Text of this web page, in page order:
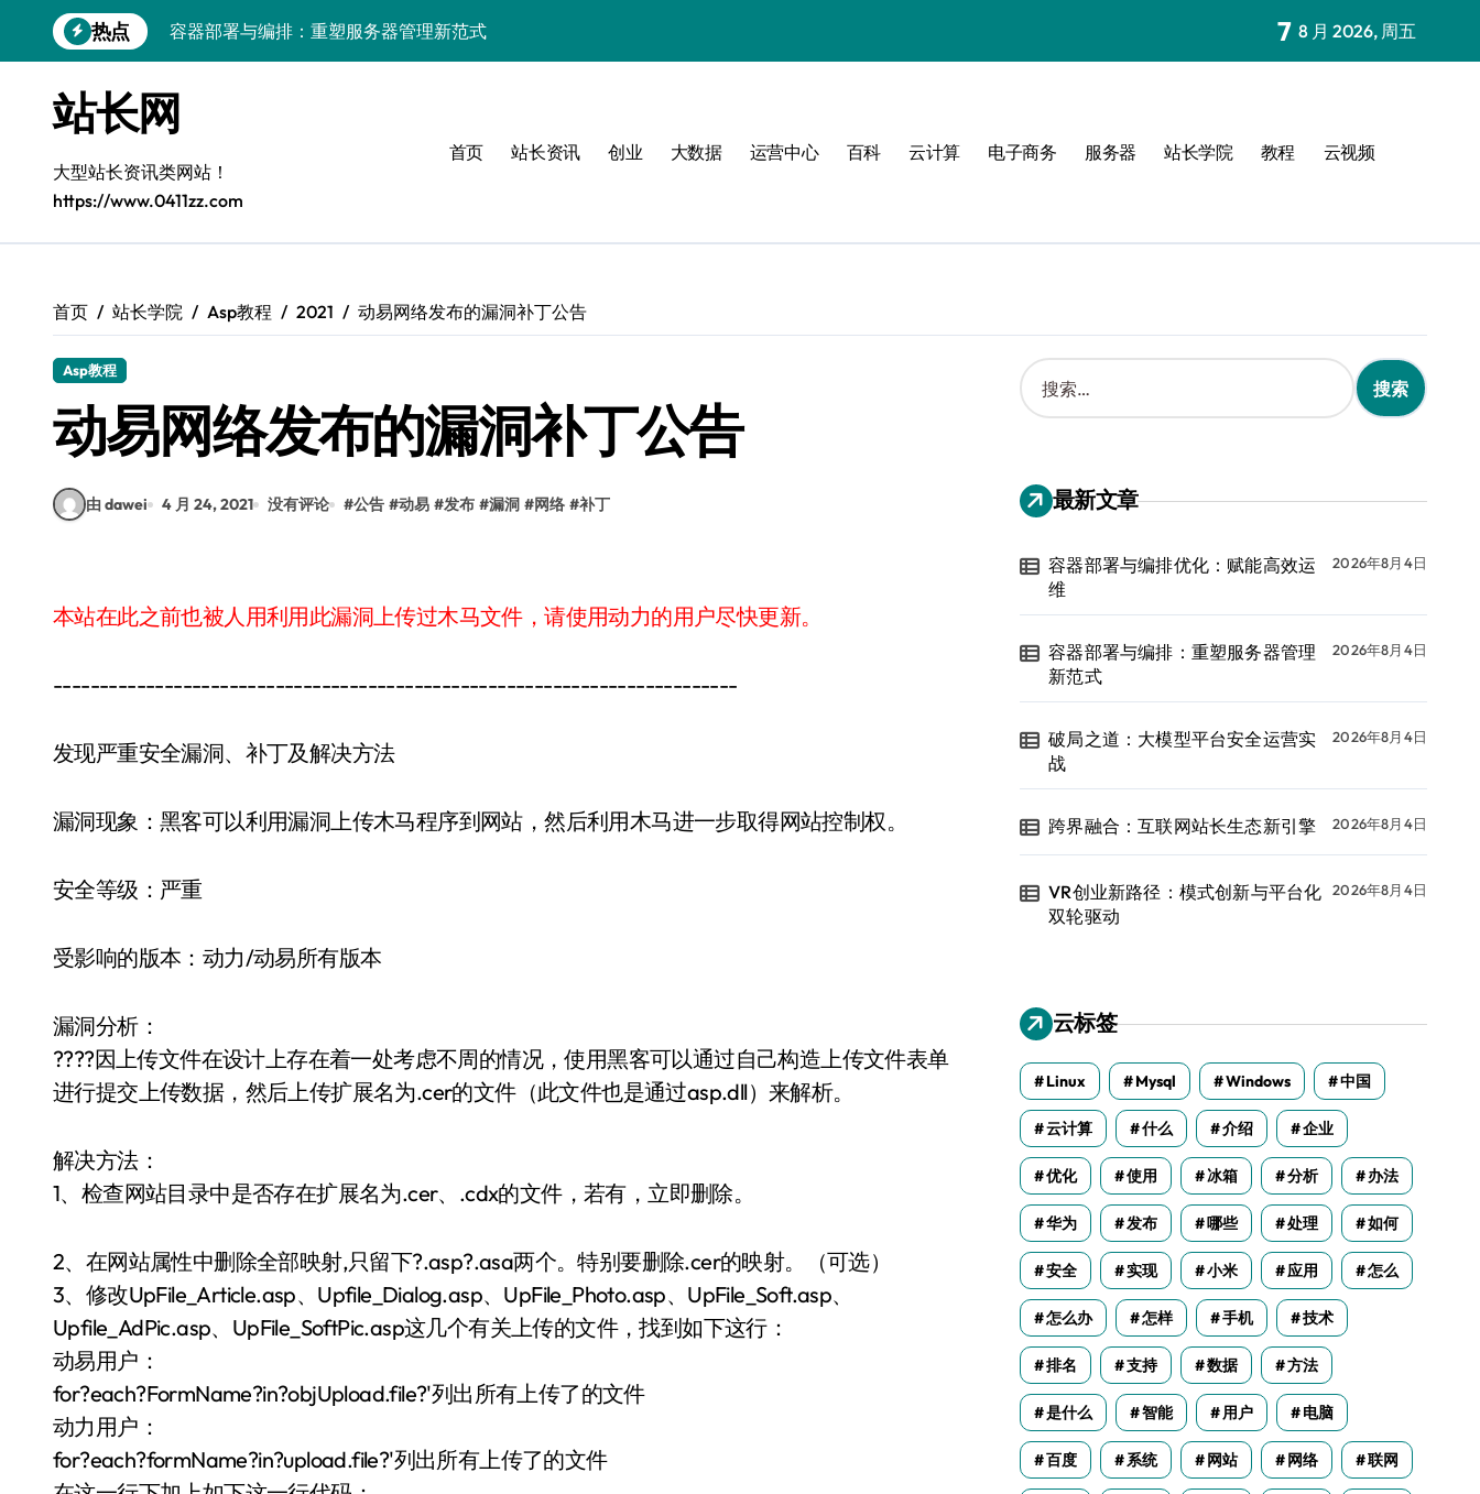
到
热点
容器部署与编排：重塑服务器管理新范式
跨界融合：互联网站长生态新引擎
VR创业新路径：模式创新与平台化双轮驱动
容器智能编排：释放服务器极致效能
模式革新驱动：平台生态创业实战指南
Android开发视角下的平台创业与运营实战
容器部署与编排优化：赋能高效运维
7 8 月 2026, 周五
站长网
大型站长资讯类网站！
https://www.0411zz.com
首页 站长资讯 创业 大数据 运营中心 百科 云计算 电子商务 服务器 站长学院 教程 云视频
首页 站长学院 Asp教程 2021 动易网络发布的漏洞补丁公告
Asp教程
动易网络发布的漏洞补丁公告
由 dawei 4 月 24, 2021 没有评论 #公告 #动易 #发布 #漏洞 #网络 #补丁
本站在此之前也被人用利用此漏洞上传过木马文件，请使用动力的用户尽快更新。
--------------------------------------------------------------------------
发现严重安全漏洞、补丁及解决方法
漏洞现象：黑客可以利用漏洞上传木马程序到网站，然后利用木马进一步取得网站控制权。
安全等级：严重
受影响的版本：动力/动易所有版本
漏洞分析：
????因上传文件在设计上存在着一处考虑不周的情况，使用黑客可以通过自己构造上传文件表单
进行提交上传数据，然后上传扩展名为.cer的文件（此文件也是通过asp.dll）来解析。
解决方法：
1、检查网站目录中是否存在扩展名为.cer、.cdx的文件，若有，立即删除。
2、在网站属性中删除全部映射,只留下?.asp?.asa两个。特别要删除.cer的映射。（可选）
3、修改UpFile_Article.asp、Upfile_Dialog.asp、UpFile_Photo.asp、UpFile_Soft.asp、
Upfile_AdPic.asp、UpFile_SoftPic.asp这几个有关上传的文件，找到如下这行：
动易用户：
for?each?FormName?in?objUpload.file?'列出所有上传了的文件
动力用户：
for?each?formName?in?upload.file?'列出所有上传了的文件
搜
索
：
最新文章
容器部署与编排优化：赋能高效运
维
2026年8月4日
容器部署与编排：重塑服务器管理
新范式
2026年8月4日
破局之道：大模型平台安全运营实
战
2026年8月4日
跨界融合：互联网站长生态新引擎 2026年8月4日
VR创业新路径：模式创新与平台化
双轮驱动
2026年8月4日
云标签
Linux Mysql Windows 中国
云计算 什么 介绍 企业
优化 使用 冰箱 分析 办法
华为 发布 哪些 处理 如何
安全 实现 小米 应用 怎么
怎么办 怎样 手机 技术
排名 支持 数据 方法
是什么 智能 用户 电脑
百度 系统 网站 网络 联网